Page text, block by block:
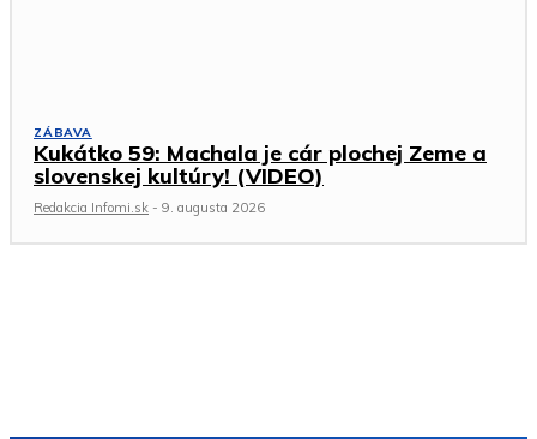
ZÁBAVA
Kukátko 59: Machala je cár plochej Zeme a
slovenskej kultúry! (VIDEO)
Redakcia Infomi.sk - 9. augusta 2026